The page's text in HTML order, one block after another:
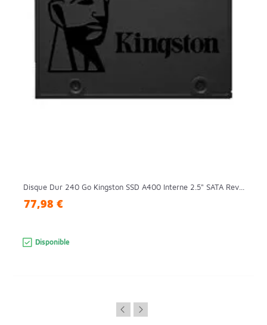
Disque Dur 240 Go Kingston SSD A400 Interne 2.5" SATA Rev...
77,98 €
Disponible